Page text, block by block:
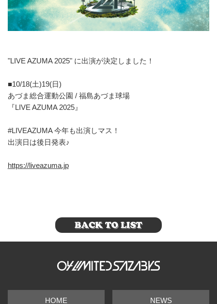
"LIVE AZUMA 2025" に出演が決定しました！
■10/18(土)19(日)
あづま総合運動公園 / 福島あづま球場
『LIVE AZUMA 2025』
#LIVEAZUMA 今年も出演しマス！
出演日は後日発表♪
https://liveazuma.jp
HOME NEWS